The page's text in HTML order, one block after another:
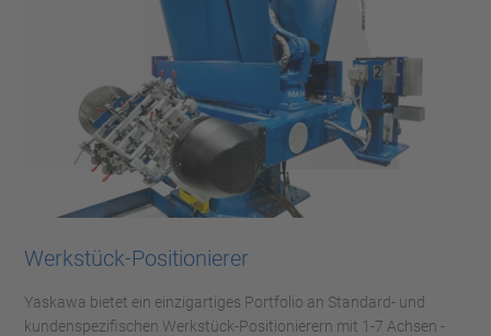
Werkstück-Positionierer
Yaskawa bietet ein einzigartiges Portfolio an Standard- und
kundenspezifischen Werkstück-Positionierern mit 1-7 Achsen -